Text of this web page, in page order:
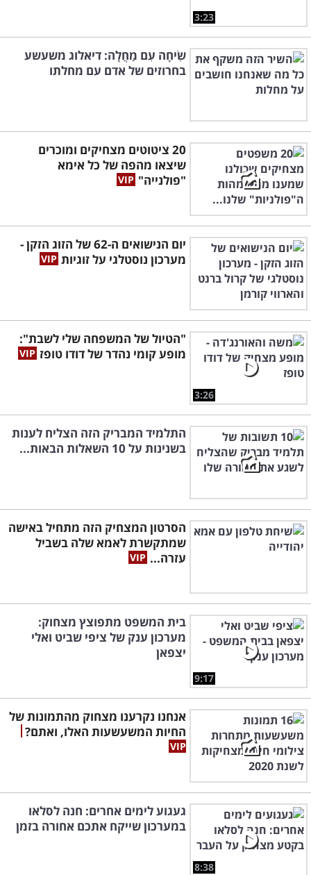
3:23
שִׂיחָה עִם מַחֲלָה: דיאלוג משעשע
בחרוזים של אדם עם מחלתו
20 ציטוטים מצחיקים ומוכרים
שיצאו מהפה של כל אימא
"פולנייה"
יום הנישואים ה-62 של הזוג הזקן -
מערכון נוסטלגי על זוגיות
3:26
"הטיול של המשפחה שלי לשבת":
מופע קומי נהדר של דודו טופז
התלמיד המבריק הזה הצליח לענות
בשנינות על 10 השאלות הבאות...
הסרטון המצחיק הזה מתחיל באישה
שמתקשרת לאמא שלה בשביל
עזרה...
9:17
בית המשפט מתפוצץ מצחוק:
מערכון ענק של ציפי שביט ואלי
יצפאן
אנחנו נקרענו מצחוק מהתמונות של
החיות המשעשעות האלו, ואתם?
8:38
געגוע לימים אחרים: חנה לסלאו
במערכון שייקח אתכם אחורה בזמן